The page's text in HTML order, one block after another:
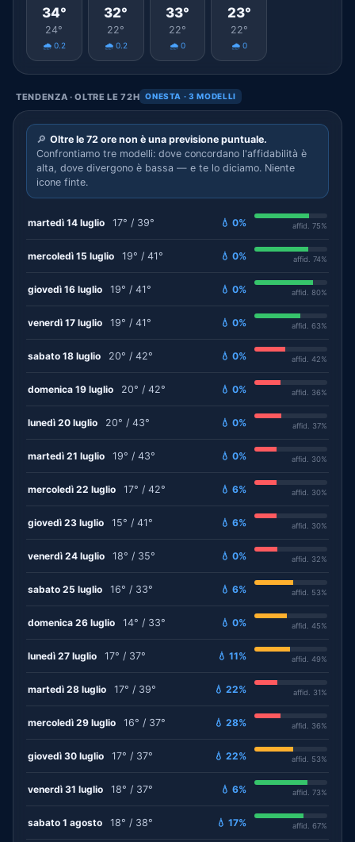
34°
24°
🌧️ 0.2
32°
22°
🌧️ 0.2
33°
22°
🌧️ 0
23°
22°
🌧️ 0
TENDENZA · OLTRE LE 72H ONESTA · 3 MODELLI
🔎 Oltre le 72 ore non è una previsione puntuale.
Confrontiamo tre modelli: dove concordano l'affidabilità è
alta, dove divergono è bassa — e te lo diciamo. Niente
icone finte.
martedì 14 luglio 17° / 39° 💧 0% affid. 75%
mercoledì 15 luglio 19° / 41° 💧 0% affid. 74%
giovedì 16 luglio 19° / 41° 💧 0% affid. 80%
venerdì 17 luglio 19° / 41° 💧 0% affid. 63%
sabato 18 luglio 20° / 42° 💧 0% affid. 42%
domenica 19 luglio 20° / 42° 💧 0% affid. 36%
lunedì 20 luglio 20° / 43° 💧 0% affid. 37%
martedì 21 luglio 19° / 43° 💧 0% affid. 30%
mercoledì 22 luglio 17° / 42° 💧 6% affid. 30%
giovedì 23 luglio 15° / 41° 💧 6% affid. 30%
venerdì 24 luglio 18° / 35° 💧 0% affid. 32%
sabato 25 luglio 16° / 33° 💧 6% affid. 53%
domenica 26 luglio 14° / 33° 💧 0% affid. 45%
lunedì 27 luglio 17° / 37° 💧 11% affid. 49%
martedì 28 luglio 17° / 39° 💧 22% affid. 31%
mercoledì 29 luglio 16° / 37° 💧 28% affid. 36%
giovedì 30 luglio 17° / 37° 💧 22% affid. 53%
venerdì 31 luglio 18° / 37° 💧 6% affid. 73%
sabato 1 agosto 18° / 38° 💧 17% affid. 67%